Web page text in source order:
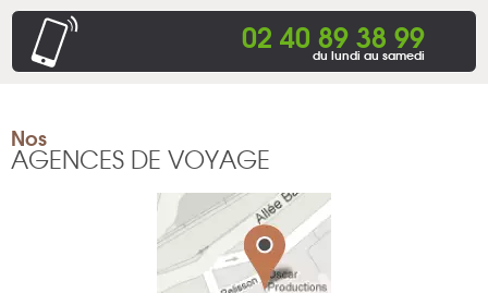
02 40 89 38 99
du lundi au samedi
Nos
AGENCES DE VOYAGE